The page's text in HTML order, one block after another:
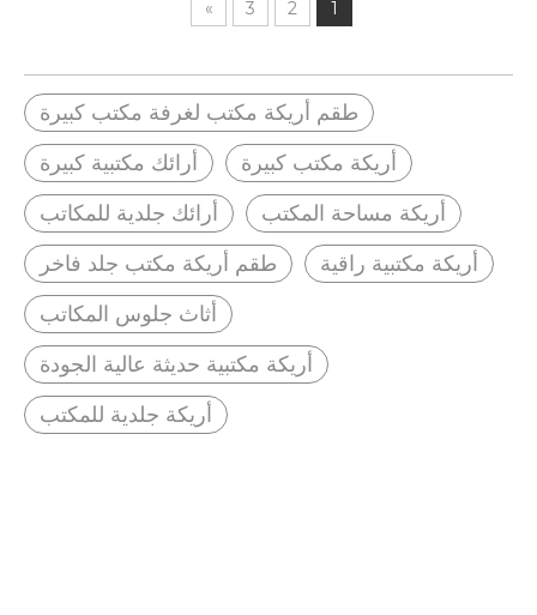
1
2
3
»
طقم أريكة مكتب لغرفة مكتب كبيرة
أرائك مكتبية كبيرة
أريكة مكتب كبيرة
أرائك جلدية للمكاتب
أريكة مساحة المكتب
طقم أريكة مكتب جلد فاخر
أريكة مكتبية راقية
أثاث جلوس المكاتب
أريكة مكتبية حديثة عالية الجودة
أريكة جلدية للمكتب